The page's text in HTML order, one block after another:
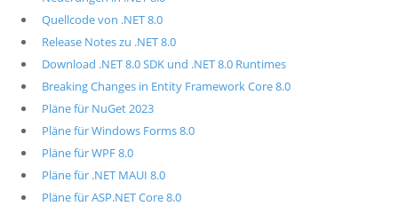
Quellcode von .NET 8.0
Release Notes zu .NET 8.0
Download .NET 8.0 SDK und .NET 8.0 Runtimes
Breaking Changes in Entity Framework Core 8.0
Pläne für NuGet 2023
Pläne für Windows Forms 8.0
Pläne für WPF 8.0
Pläne für .NET MAUI 8.0
Pläne für ASP.NET Core 8.0